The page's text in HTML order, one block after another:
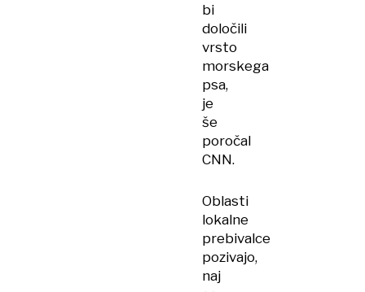
bi
določili
vrsto
morskega
psa,
je
še
poročal
CNN.
Oblasti
lokalne
prebivalce
pozivajo,
naj